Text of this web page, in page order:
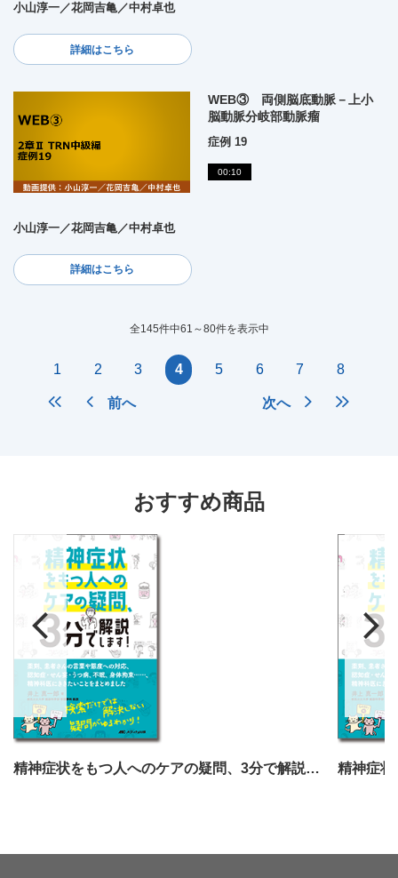
小山淳一／花岡吉亀／中村卓也
詳細はこちら
WEB③ 両側脳底動脈－上小
脳動脈分岐部動脈瘤
症例 19
00:10
小山淳一／花岡吉亀／中村卓也
詳細はこちら
全145件中61～80件を表示中
前へ
1 2 3 4 5 6 7 8
次へ
おすすめ商品
精神症状をもつ人へのケアの疑問、3分で解説します！